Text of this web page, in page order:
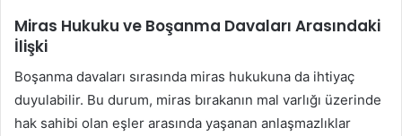
Miras Hukuku ve Boşanma Davaları Arasındaki
İlişki
Boşanma davaları sırasında miras hukukuna da ihtiyaç
duyulabilir. Bu durum, miras bırakanın mal varlığı üzerinde
hak sahibi olan eşler arasında yaşanan anlaşmazlıklar